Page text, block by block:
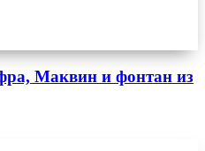
Маквин и фонтан из